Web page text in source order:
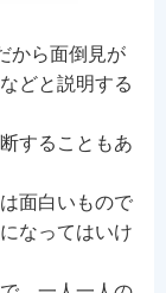
から面倒見が
どと説明する
することもあ
面白いもので
なってはいけ